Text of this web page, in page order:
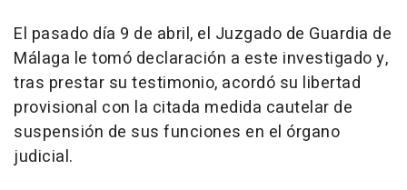
El pasado día 9 de abril, el Juzgado de Guardia de
Málaga le tomó declaración a este investigado y,
tras prestar su testimonio, acordó su libertad
provisional con la citada medida cautelar de
suspensión de sus funciones en el órgano
judicial.